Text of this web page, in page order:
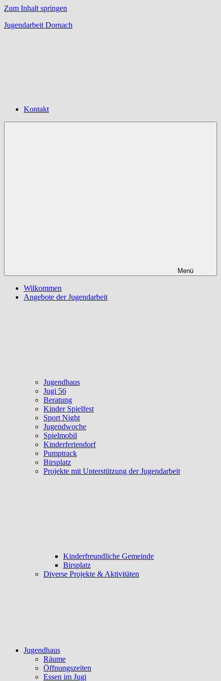
Zum Inhalt springen
Jugendarbeit Dornach
Kontakt
Menü
Wilkommen
Angebote der Jugendarbeit
Jugendhaus
Jugi 56
Beratung
Kinder Spielfest
Sport Night
Jugendwoche
Spielmobil
Kinderferiendorf
Pumptrack
Birsplatz
Projekte mit Unterstützung der Jugendarbeit
Kinderfreundliche Gemeinde
Birsplatz
Diverse Projekte & Aktivitäten
Jugendhaus
Räume
Öffnungszeiten
Essen im Jugi